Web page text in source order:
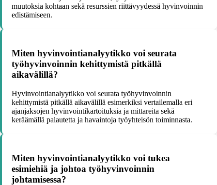
muutoksia kohtaan sekä resurssien riittävyydessä hyvinvoinnin
edistämiseen.
Miten hyvinvointianalyytikko voi seurata
työhyvinvoinnin kehittymistä pitkällä
aikavälillä?
Hyvinvointianalyytikko voi seurata työhyvinvoinnin
kehittymistä pitkällä aikavälillä esimerkiksi vertailemalla eri
ajanjaksojen hyvinvointikartoituksia ja mittareita sekä
keräämällä palautetta ja havaintoja työyhteisön toiminnasta.
Miten hyvinvointianalyytikko voi tukea
esimiehiä ja johtoa työhyvinvoinnin
johtamisessa?